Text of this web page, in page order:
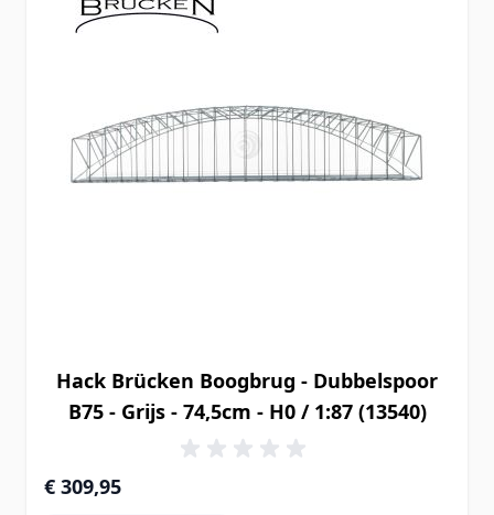
Hack Brücken Boogbrug - Dubbelspoor
B75 - Grijs - 74,5cm - H0 / 1:87 (13540)
€ 309,95